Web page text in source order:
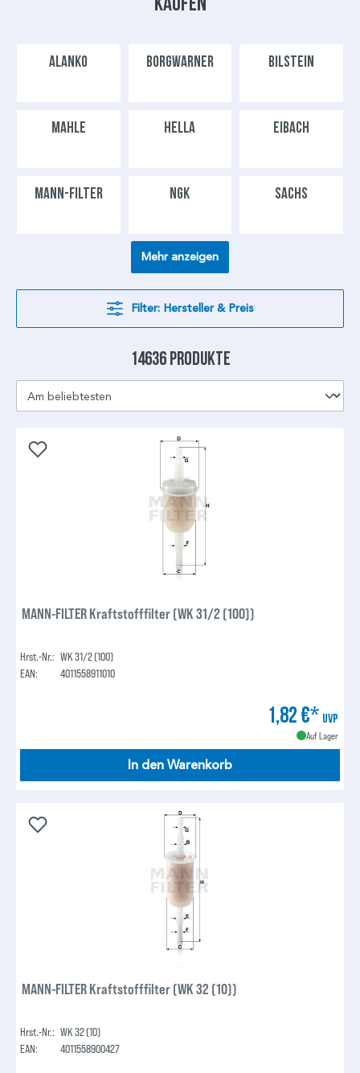
ALANKO BORGWARNER BILSTEIN
MAHLE HELLA EIBACH
MANN-FILTER NGK SACHS
Mehr anzeigen
Filter: Hersteller & Preis
14636 Produkte
MANN-FILTER Kraftstofffilter (WK 31/2 (100))
Hrst.-Nr.: WK 31/2 (100)
EAN:
4011558911010
1,82 €* UVP
Auf Lager
In den Warenkorb
MANN-FILTER Kraftstofffilter (WK 32 (10))
Hrst.-Nr.: WK 32 (10)
EAN:
4011558900427